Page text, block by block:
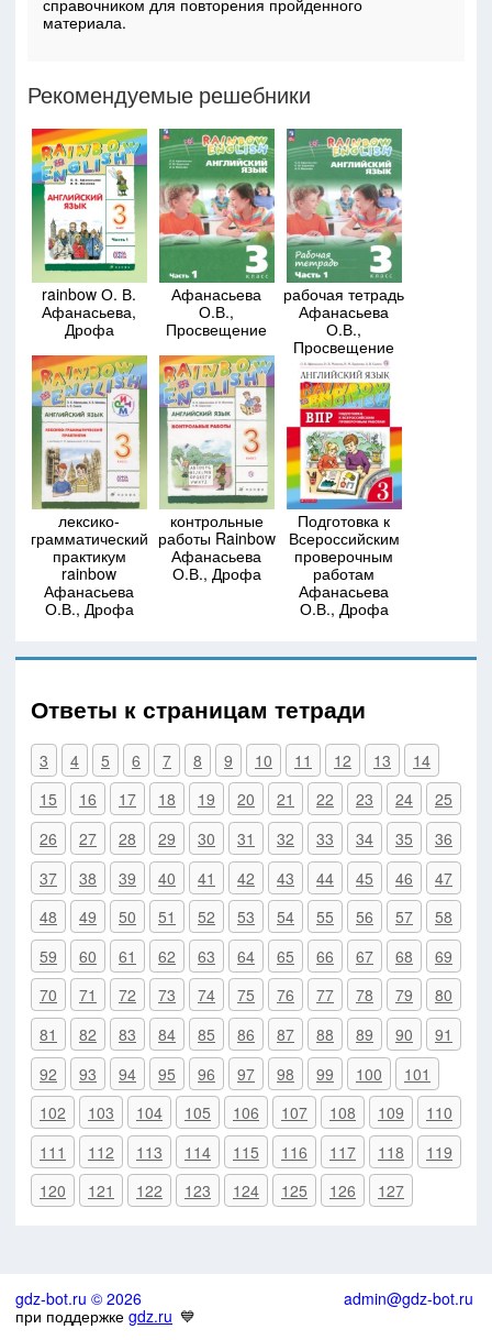
материала.
Рекомендуемые решебники
rainbow О. В.
Афанасьева,
Дрофа
Афанасьева
О.В.,
Просвещение
рабочая тетрадь
Афанасьева
О.В.,
Просвещение
лексико-
грамматический
практикум
rainbow
Афанасьева
О.В., Дрофа
контрольные
работы Rainbow
Афанасьева
О.В., Дрофа
Подготовка к
Всероссийским
проверочным
работам
Афанасьева
О.В., Дрофа
Ответы к страницам тетради
3 4 5 6 7 8 9 10 11 12 13
14
15
16 17 18 19 20 21 22 23 24
25
26
27 28 29 30 31 32 33 34 35
36
37
38 39 40 41 42 43 44 45 46
47
48
49 50 51 52 53 54 55 56 57
58
59
60 61 62 63 64 65 66 67 68
69
70
71 72 73 74 75 76 77 78 79
80
81
82 83 84 85 86 87 88 89 90
91
92
93 94 95 96 97 98 99 100
101
102
103 104 105 106 107 108 109
110
111
112 113 114 115 116 117 118
119
120
121 122 123 124 125 126 127
admin@gdz-bot.ru
gdz-bot.ru © 2026
при поддержке gdz.ru 💙